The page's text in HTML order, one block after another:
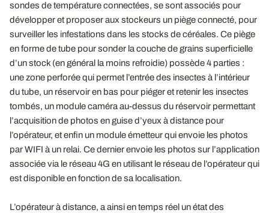
sondes de température connectées, se sont associés pour
développer et proposer aux stockeurs un piège connecté, pour
surveiller les infestations dans les stocks de céréales. Ce piège
en forme de tube pour sonder la couche de grains superficielle
d’un stock (en général la moins refroidie) possède 4 parties :
une zone perforée qui permet l’entrée des insectes à l’intérieur
du tube, un réservoir en bas pour piéger et retenir les insectes
tombés, un module caméra au-dessus du réservoir permettant
l’acquisition de photos en guise d’yeux à distance pour
l’opérateur, et enfin un module émetteur qui envoie les photos
par WIFI à un relai. Ce dernier envoie les photos sur l’application
associée via le réseau 4G en utilisant le réseau de l’opérateur qui
est disponible en fonction de sa localisation.
L’opérateur à distance, a ainsi en temps réel un état des